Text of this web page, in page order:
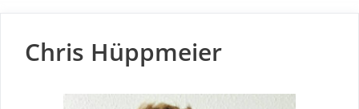
Chris Hüppmeier